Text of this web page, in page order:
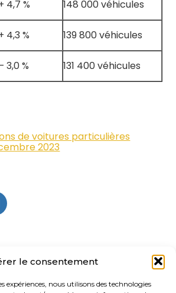
le consentement
expériences, nous utilisons des technologies
4,7 % 148 000 véhicules
4,3 % 139 800 véhicules
3,0 % 131 400 véhicules
de voitures particulières
2023